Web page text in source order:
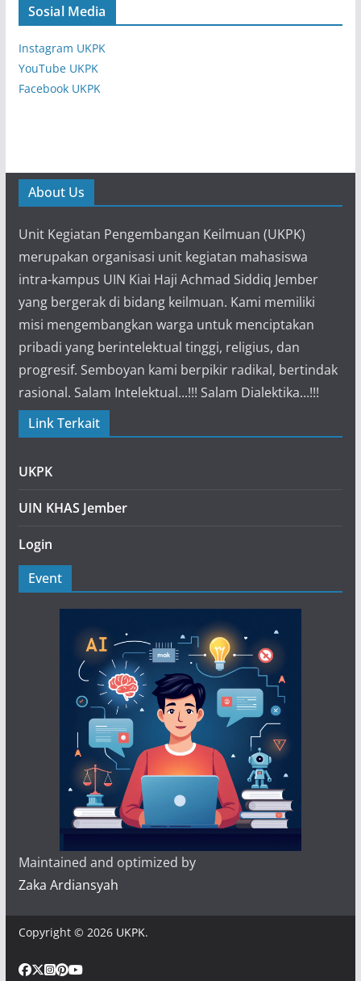
Sosial Media
Instagram UKPK
YouTube UKPK
Facebook UKPK
About Us
Unit Kegiatan Pengembangan Keilmuan (UKPK)
merupakan organisasi unit kegiatan mahasiswa
intra-kampus UIN Kiai Haji Achmad Siddiq Jember
yang bergerak di bidang keilmuan. Kami memiliki
misi mengembangkan warga untuk menciptakan
pribadi yang berintelektual tinggi, religius, dan
progresif. Semboyan kami berpikir radikal, bertindak
rasional. Salam Intelektual...!!! Salam Dialektika...!!!
Link Terkait
UKPK
UIN KHAS Jember
Login
Event
Maintained and optimized by
Zaka Ardiansyah
Copyright © 2026 UKPK.